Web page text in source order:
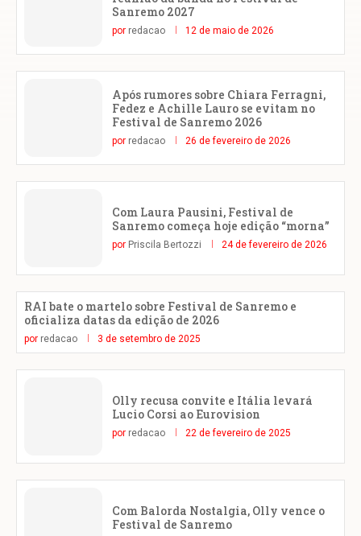
Sanremo 2027
por redacao 12 de maio de 2026
Após rumores sobre Chiara Ferragni,
Fedez e Achille Lauro se evitam no
Festival de Sanremo 2026
por redacao 26 de fevereiro de 2026
Com Laura Pausini, Festival de
Sanremo começa hoje edição “morna”
por Priscila Bertozzi 24 de fevereiro de 2026
RAI bate o martelo sobre Festival de Sanremo e
oficializa datas da edição de 2026
por redacao 3 de setembro de 2025
Olly recusa convite e Itália levará
Lucio Corsi ao Eurovision
por redacao 22 de fevereiro de 2025
Com Balorda Nostalgia, Olly vence o
Festival de Sanremo